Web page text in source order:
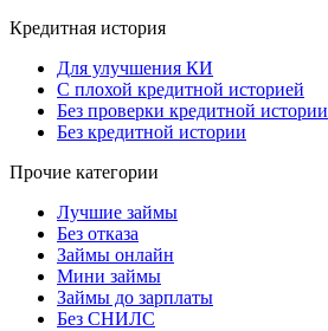
Кредитная история
Для улучшения КИ
С плохой кредитной историей
Без проверки кредитной истории
Без кредитной истории
Прочие категории
Лучшие займы
Без отказа
Займы онлайн
Мини займы
Займы до зарплаты
Без СНИЛС